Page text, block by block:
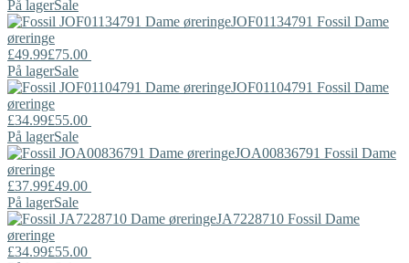
På lagerSale
JOF01134791 Fossil Dame
øreringe
£49.99£75.00
På lagerSale
JOF01104791 Fossil Dame
øreringe
£34.99£55.00
På lagerSale
JOA00836791 Fossil Dame
øreringe
£37.99£49.00
På lagerSale
JA7228710 Fossil Dame
øreringe
£34.99£55.00